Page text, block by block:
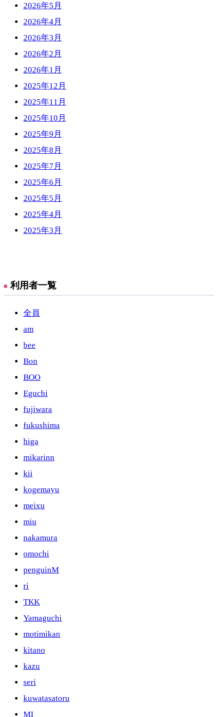
2026年5月
2026年4月
2026年3月
2026年2月
2026年1月
2025年12月
2025年11月
2025年10月
2025年9月
2025年8月
2025年7月
2025年6月
2025年5月
2025年4月
2025年3月
利用者一覧
全員
am
bee
Bon
BOO
Eguchi
fujiwara
fukushima
higa
mikarinn
kii
kogemayu
meixu
miu
nakamura
omochi
penguinM
ri
TKK
Yamaguchi
motimikan
kitano
kazu
seri
kuwatasatoru
MI